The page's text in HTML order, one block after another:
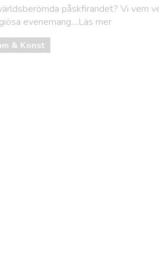
påskfirandet? Vi vem
evenemang....Läs mer
& Konst